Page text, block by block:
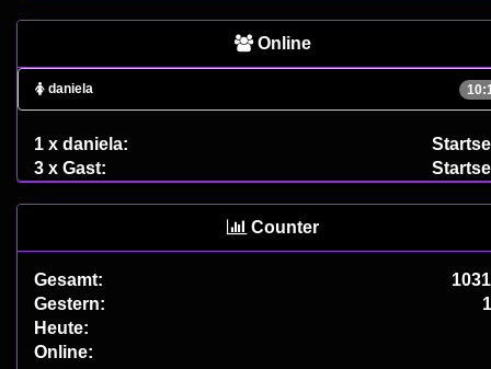
Online
daniela
1 x daniela:
3 x Gast:
Counter
Gesamt:
Gestern:
Heute:
Online: